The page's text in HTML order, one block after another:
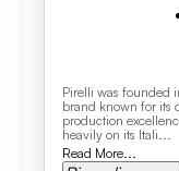
Pirelli was founded
brand known for its
production
heavily on its Itali...
Read More...